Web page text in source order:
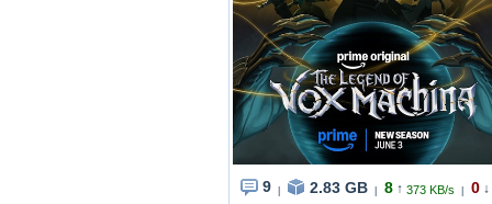
9 2.83 GB 8 ↑ 373 KB/s 0 ↓